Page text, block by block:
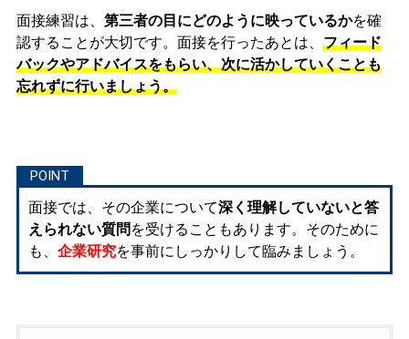
面接練習は、 第三者の目にどのように映っているかを確
認することが大切です。面接を行ったあとは、 フィード
バックやアドバイスをもらい、次に活かしていくことも
忘れずに行いましょう。
面接では、その企業について深く理解していないと答
えられない質問 を受けることもあります。そのために
も、 企業研究を事前にしっかりして臨みましょう。